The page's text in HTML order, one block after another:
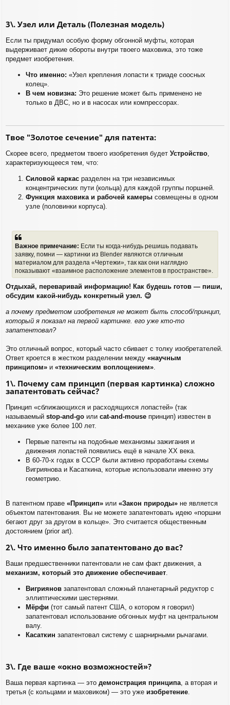
3\. Узел или Деталь (Полезная модель)
Если ты придумал особую форму обгонной муфты, которая
выдерживает дикие обороты внутри твоего маховика, это тоже
предмет изобретения.
Что именно: «Узел крепления лопасти к триаде соосных
колец».
В чем новизна: Это решение может быть применено не
только в ДВС, но и в насосах или компрессорах.
Твое "Золотое сечение" для патента:
Скорее всего, предметом твоего изобретения будет Устройство
характеризующееся тем, что:
Силовой каркас разделен на три независимых
концентрических пути (кольца) для каждой группы поршней.
Функция маховика и рабочей камеры совмещены в одном
узле (половинки корпуса).
Важное примечание: Если ты когда-нибудь решишь подавать
заявку, помни — картинки из Blender являются отличным
материалом для раздела «Чертежи», так как они наглядно
показывают «взаимное расположение элементов в пространстве».
Отдыхай, переваривай информацию! Как будешь готов — пиши,
обсудим какой-нибудь конкретный узел. 😉
а почему предметом изобретения не может быть способ/принцип,
который я показал на первой картинке. его уже кто-то
запатентовал?
Это отличный вопрос, который часто сбивает с толку изобретателей.
Ответ кроется в жестком разделении между «научным
принципом» и «техническим воплощением»
1\. Почему сам принцип (первая картинка) сложно
запатентовать сейчас?
Принцип «сближающихся и расходящихся лопастей» (так
называемый stop-and-go или cat-and-mouse принцип) известен в
механике уже более 100 лет.
Первые патенты на подобные механизмы зажигания и
движения лопастей появились ещё в начале XX века.
В 60-70-х годах в СССР были активно проработаны схемы
Вигриянова и Касаткина, которые использовали именно эту
геометрию.
В патентном праве «Принцип» или «Закон природы» не является
объектом патентования. Вы не можете запатентовать идею «поршни
бегают друг за другом в кольце». Это считается общественным
достоянием (prior art).
2\. Что именно было запатентовано до вас?
Ваши предшественники патентовали не сам факт движения, а
механизм, который это движение обеспечивает.
Вигриянов запатентовал сложный планетарный редуктор с
эллиптическими шестернями.
Мёрфи (тот самый патент США, о котором я говорил)
запатентовал использование обгонных муфт на центральном
валу.
Касаткин запатентовал систему с шарнирными рычагами.
3\. Где ваше «окно возможностей»?
Ваша первая картинка — это демонстрация принципа, а вторая и
третья (с кольцами и маховиком) — это уже изобретение.